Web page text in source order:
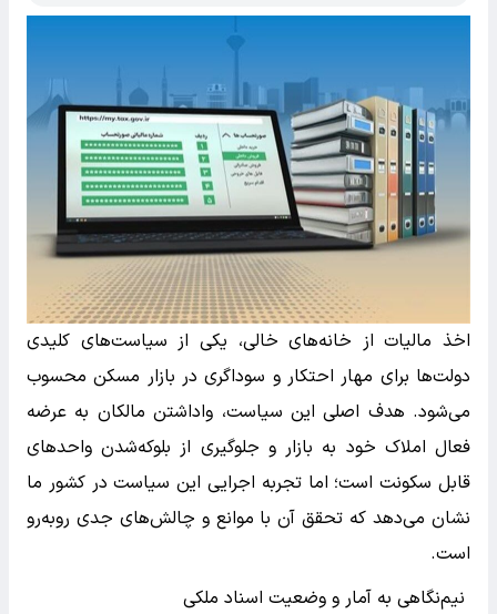
اخذ مالیات از خانه‌های خالی، یکی از سیاست‌های کلیدی
دولت‌ها برای مهار احتکار و سوداگری در بازار مسکن محسوب
می‌شود. هدف اصلی این سیاست، واداشتن مالکان به عرضه
فعال املاک خود به بازار و جلوگیری از بلوکه‌شدن واحدهای
قابل سکونت است؛ اما تجربه اجرایی این سیاست در کشور ما
نشان می‌دهد که تحقق آن با موانع و چالش‌های جدی روبه‌رو
است.
نیم‌نگاهی به آمار و وضعیت اسناد ملکی